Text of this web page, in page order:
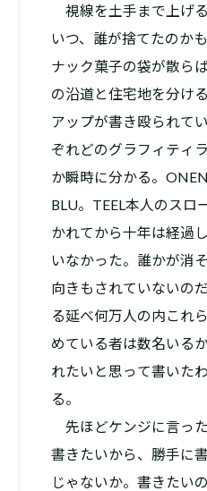
視線を土手まで上げ
いつ、誰が捨てたのか
ナック菓子の袋が散ら
の沿道と住宅地を分け
アップが書き殴られて
ぞれどのグラフィティ
か瞬時に分かる。
BLU。TEEL本人のスロ
かれてから十年は経過
いなかった。誰かが消
向きもされていないの
る延べ何万人の内これ
めている者は数名いる
れたいと思って書いた
る。
先ほどケンジに言っ
書きたいから、勝手に
じゃないか。書きたい